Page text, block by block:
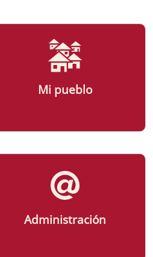
Mi pueblo
Administración